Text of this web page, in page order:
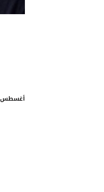
أغسطس 7, 2026